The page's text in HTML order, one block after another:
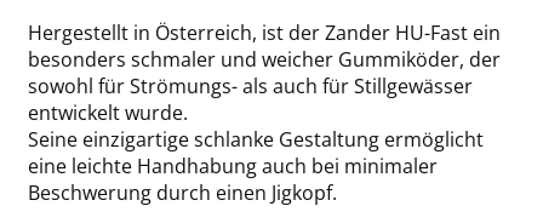
Hergestellt in Österreich, ist der Zander HU-Fast ein
besonders schmaler und weicher Gummiköder, der
sowohl für Strömungs- als auch für Stillgewässer
entwickelt wurde.
Seine einzigartige schlanke Gestaltung ermöglicht
eine leichte Handhabung auch bei minimaler
Beschwerung durch einen Jigkopf.